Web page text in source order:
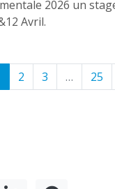
2026 un
Avril.
2 3 … 25